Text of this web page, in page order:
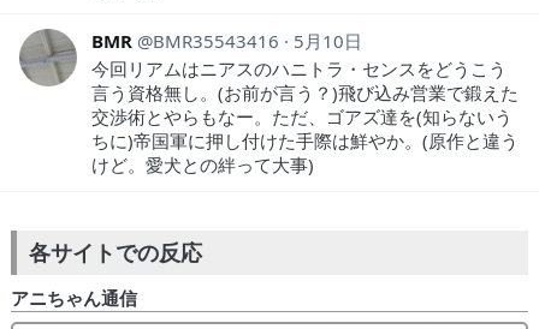
BMR BMR35543416
5月10日
今回リアムはニアスのハニトラ・センスをどうこう
言う資格無し。(お前が言う？)飛び込み営業で鍛えた
交渉術とやらもなー。ただ、ゴアズ達を(知らないう
ちに)帝国軍に押し付けた手際は鮮やか。(原作と違う
けど。愛犬との絆って大事)
各サイトでの反応
アニちゃん通信